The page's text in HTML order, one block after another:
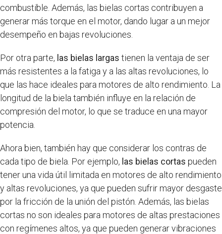
combustible. Además, las bielas cortas contribuyen a
generar más torque en el motor, dando lugar a un mejor
desempeño en bajas revoluciones.
Por otra parte, las bielas largas tienen la ventaja de ser
más resistentes a la fatiga y a las altas revoluciones, lo
que las hace ideales para motores de alto rendimiento. La
longitud de la biela también influye en la relación de
compresión del motor, lo que se traduce en una mayor
potencia.
Ahora bien, también hay que considerar los contras de
cada tipo de biela. Por ejemplo, las bielas cortas pueden
tener una vida útil limitada en motores de alto rendimiento
y altas revoluciones, ya que pueden sufrir mayor desgaste
por la fricción de la unión del pistón. Además, las bielas
cortas no son ideales para motores de altas prestaciones
con regímenes altos, ya que pueden generar vibraciones